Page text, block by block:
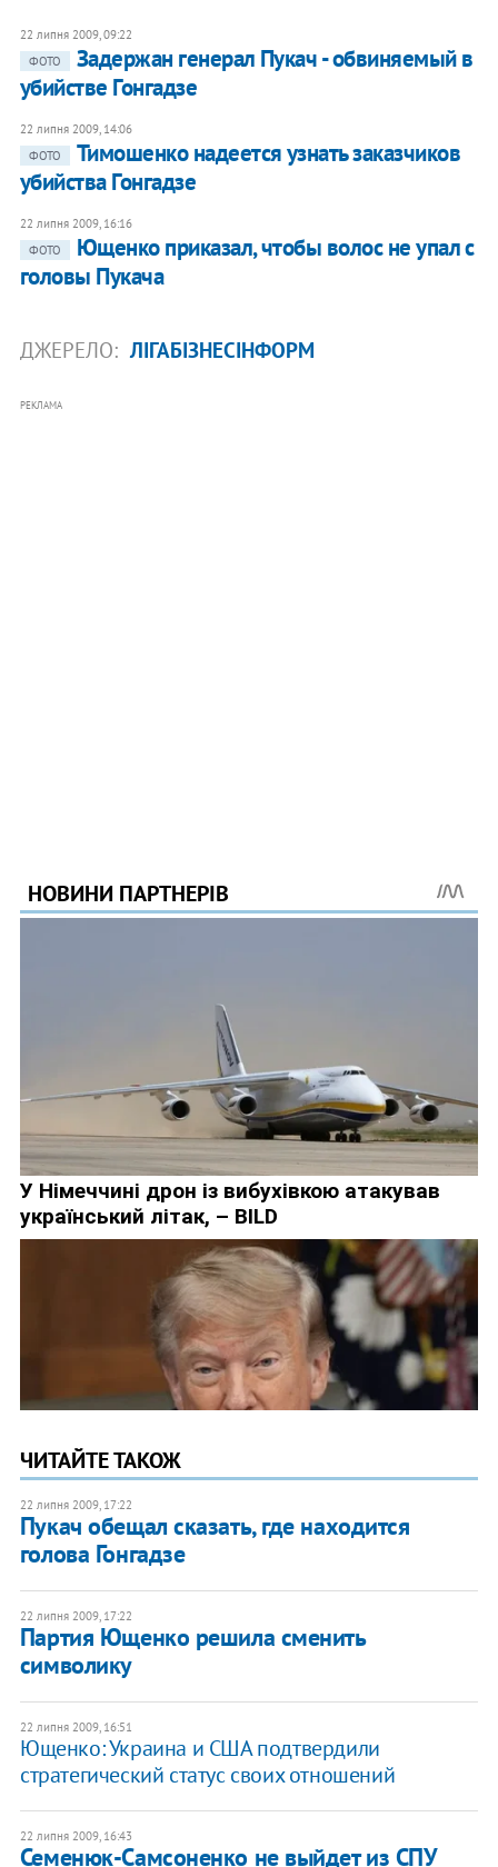
22 липня 2009, 09:22
ФОТО
Задержан генерал Пукач - обвиняемый в
убийстве Гонгадзе
22 липня 2009, 14:06
ФОТО
Тимошенко надеется узнать заказчиков
убийства Гонгадзе
22 липня 2009, 16:16
ФОТО
Ющенко приказал, чтобы волос не упал с
головы Пукача
ДЖЕРЕЛО: ЛІГАБІЗНЕСІНФОРМ
РЕКЛАМА
ЧИТАЙТЕ ТАКОЖ
22 липня 2009, 17:22
Пукач обещал сказать, где находится
голова Гонгадзе
22 липня 2009, 17:22
Партия Ющенко решила сменить
символику
22 липня 2009, 16:51
Ющенко: Украина и США подтвердили
стратегический статус своих отношений
22 липня 2009, 16:43
Семенюк-Самсоненко не выйдет из СПУ